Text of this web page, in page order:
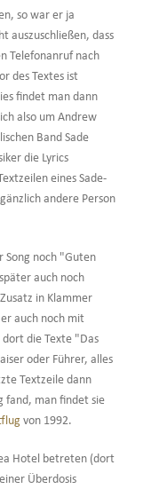
so war er ja
auszuschließen, dass
Telefonanruf nach
des Textes ist
findet man dann
also um Andrew
Band Sade
die Lyrics
eines Sade-
andere Person
Song noch "Guten
auch noch
in Klammer
auch noch mit
die Texte "Das
oder Führer, alles
Textzeile dann
fand, man findet sie
von 1992.
Hotel betreten (dort
Überdosis